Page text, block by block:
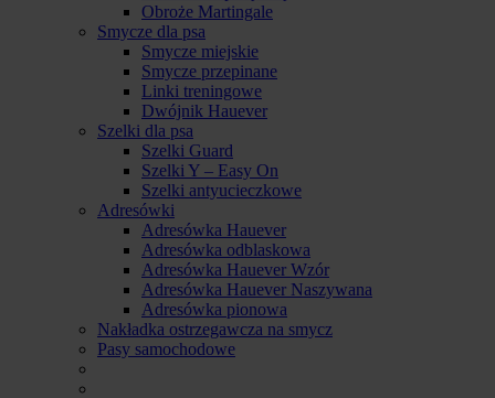
Obroże Martingale
Smycze dla psa
Smycze miejskie
Smycze przepinane
Linki treningowe
Dwójnik Hauever
Szelki dla psa
Szelki Guard
Szelki Y – Easy On
Szelki antyucieczkowe
Adresówki
Adresówka Hauever
Adresówka odblaskowa
Adresówka Hauever Wzór
Adresówka Hauever Naszywana
Adresówka pionowa
Nakładka ostrzegawcza na smycz
Pasy samochodowe